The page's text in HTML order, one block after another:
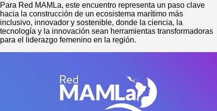
Para Red MAMLa, este encuentro representa un paso clave
hacia la construcción de un ecosistema marítimo más
inclusivo, innovador y sostenible, donde la ciencia, la
tecnología y la innovación sean herramientas transformadoras
para el liderazgo femenino en la región.